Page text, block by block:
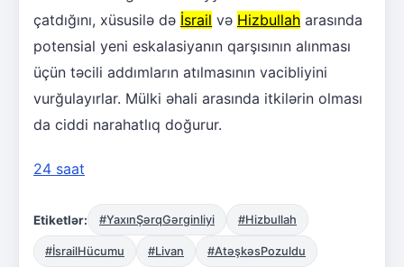
çatdığını, xüsusilə də İsrail və Hizbullah arasında
potensial yeni eskalasiyanın qarşısının alınması
üçün təcili addımların atılmasının vacibliyini
vurğulayırlar. Mülki əhali arasında itkilərin olması
da ciddi narahatlıq doğurur.
24 saat
Etiketlər: #YaxınŞərqGərginliyi #Hizbullah
#İsrailHücumu #Livan #AtəşkəsPozuldu